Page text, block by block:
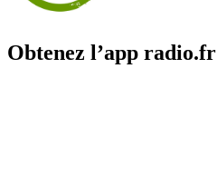
Obtenez l’app